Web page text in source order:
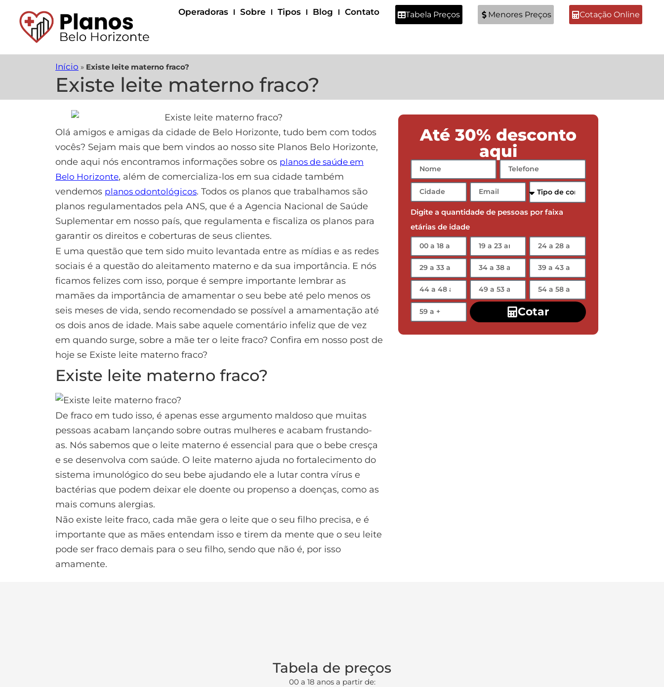
Operadoras Sobre Tipos Blog Contato Tabela Preços Menores Preços Cotação Online
Início » Existe leite materno fraco?
Existe leite materno fraco?
Olá amigos e amigas da cidade de Belo Horizonte, tudo bem com todos
vocês? Sejam mais que bem vindos ao nosso site Planos Belo Horizonte,
onde aqui nós encontramos informações sobre os planos de saúde em
Belo Horizonte, além de comercializa-los em sua cidade também
vendemos planos odontológicos. Todos os planos que trabalhamos são
planos regulamentados pela ANS, que é a Agencia Nacional de Saúde
Suplementar em nosso país, que regulamenta e fiscaliza os planos para
garantir os direitos e coberturas de seus clientes.
E uma questão que tem sido muito levantada entre as mídias e as redes
sociais é a questão do aleitamento materno e da sua importância. E nós
ficamos felizes com isso, porque é sempre importante lembrar as
mamães da importância de amamentar o seu bebe até pelo menos os
seis meses de vida, sendo recomendado se possível a amamentação até
os dois anos de idade. Mais sabe aquele comentário infeliz que de vez
em quando surge, sobre a mãe ter o leite fraco? Confira em nosso post de
hoje se Existe leite materno fraco?
Existe leite materno fraco?
De fraco em tudo isso, é apenas esse argumento maldoso que muitas
pessoas acabam lançando sobre outras mulheres e acabam frustando-
as. Nós sabemos que o leite materno é essencial para que o bebe cresça
e se desenvolva com saúde. O leite materno ajuda no fortalecimento do
sistema imunológico do seu bebe ajudando ele a lutar contra vírus e
bactérias que podem deixar ele doente ou propenso a doenças, como as
mais comuns alergias.
Não existe leite fraco, cada mãe gera o leite que o seu filho precisa, e é
importante que as mães entendam isso e tirem da mente que o seu leite
pode ser fraco demais para o seu filho, sendo que não é, por isso
amamente.
Até 30% desconto
aqui
Digite a quantidade de pessoas por faixa
etárias de idade
Cotar
Tabela de preços
00 a 18 anos a partir de: